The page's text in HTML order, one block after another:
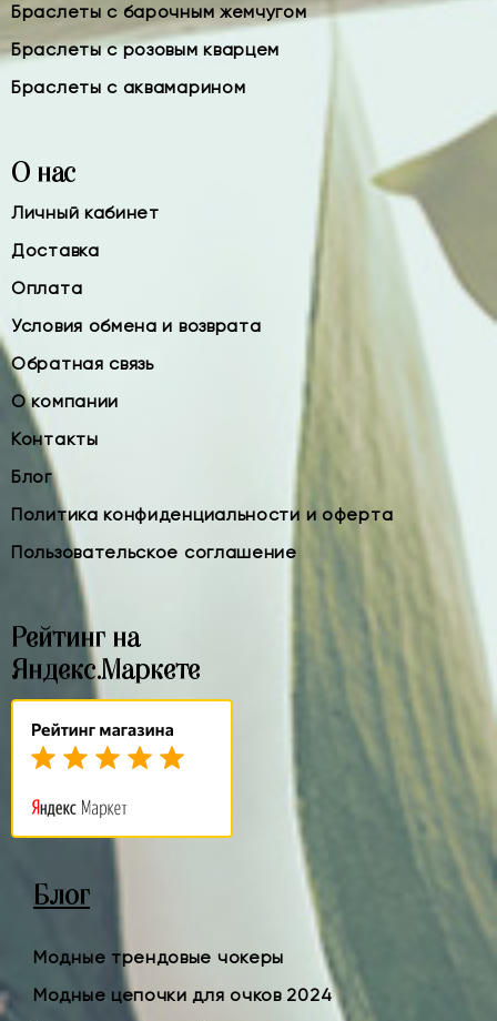
Браслеты с барочным жемчугом
Браслеты с розовым кварцем
Браслеты с аквамарином
О нас
Личный кабинет
Доставка
Оплата
Условия обмена и возврата
Обратная связь
О компании
Контакты
Блог
Политика конфиденциальности и оферта
Пользовательское соглашение
Рейтинг на
Яндекс.Маркете
Блог
Модные трендовые чокеры
Модные цепочки для очков 2024